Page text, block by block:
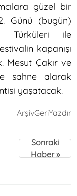
güzel bir
Günü (bugün)
Türküleri ile
kapanışı
Mesut Çakır ve
sahne alarak
yaşatacak.
ArşivGeriYazdır
Sonraki
Haber »